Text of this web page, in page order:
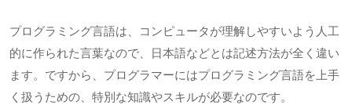
プログラミング言語は、コンピュータが理解しやすいよう人工
的に作られた言葉なので、日本語などとは記述方法が全く違い
ます。ですから、プログラマーにはプログラミング言語を上手
く扱うための、特別な知識やスキルが必要なのです。